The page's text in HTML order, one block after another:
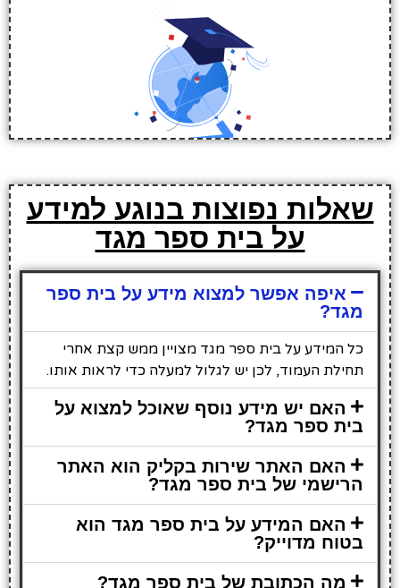
שאלות נפוצות בנוגע למידע
על בית ספר מגד
איפה אפשר למצוא מידע על בית ספר
מגד?
כל המידע על בית ספר מגד מצויין ממש קצת אחרי
תחילת העמוד, לכן יש לגלול למעלה כדי לראות אותו.
האם יש מידע נוסף שאוכל למצוא על
בית ספר מגד?
האם האתר שירות בקליק הוא האתר
הרישמי של בית ספר מגד?
האם המידע על בית ספר מגד הוא
בטוח מדוייק?
מה הכתובת של בית ספר מגד?